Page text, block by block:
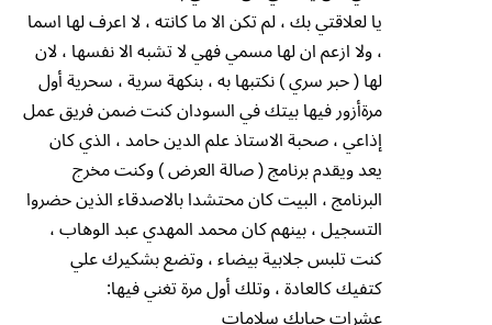
يا لعلاقتي بك ، لم تكن الا ما كانته ، لا اعرف لها اسما
، ولا ازعم ان لها مسمي فهي لا تشبه الا نفسها ، لان
لها ( حبر سري ) نكتبها به ، بنكهة سرية ، سحرية أول
مرةأزور فيها بيتك في السودان كنت ضمن فريق عمل
إذاعي ، صحبة الاستاذ علم الدين حامد ، الذي كان
يعد ويقدم برنامج ( صالة العرض ) وكنت مخرج
البرنامج ، البيت كان محتشدا بالاصدقاء الذين حضروا
التسجيل ، بينهم كان محمد المهدي عبد الوهاب ،
كنت تلبس جلابية بيضاء ، وتضع بشكيرك علي
كتفيك كالعادة ، وتلك أول مرة تغني فيها: